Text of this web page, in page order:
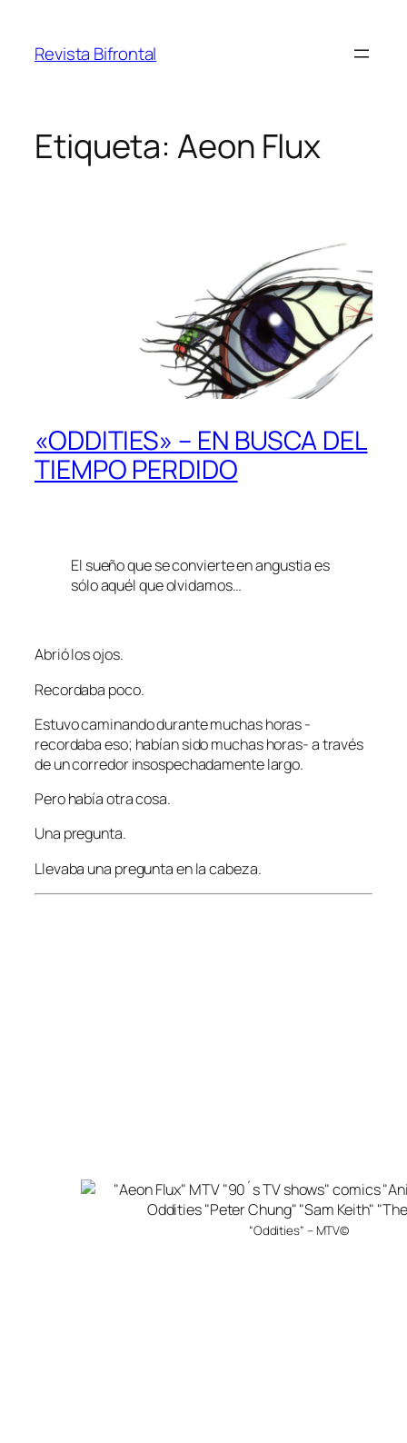
contenido
Revista Bifrontal
Etiqueta: Aeon Flux
«ODDITIES» – EN BUSCA DEL
TIEMPO PERDIDO
El sueño que se convierte en angustia es
sólo aquél que olvidamos…
Abrió los ojos.
Recordaba poco.
Estuvo caminando durante muchas horas -
recordaba eso; habían sido muchas horas- a través
de un corredor insospechadamente largo.
Pero había otra cosa.
Una pregunta.
Llevaba una pregunta en la cabeza.
“Oddities” – MTV©